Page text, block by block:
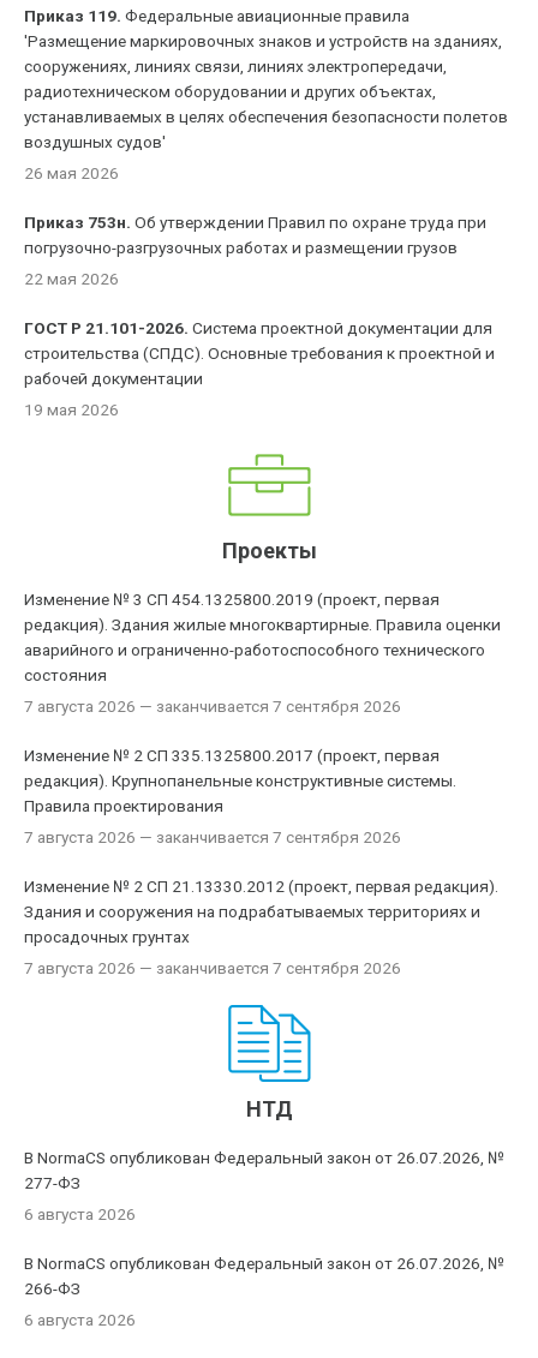
Приказ 119. Федеральные авиационные правила
'Размещение маркировочных знаков и устройств на зданиях,
сооружениях, линиях связи, линиях электропередачи,
радиотехническом оборудовании и других объектах,
устанавливаемых в целях обеспечения безопасности полетов
воздушных судов'
26 мая 2026
Приказ 753н. Об утверждении Правил по охране труда при
погрузочно-разгрузочных работах и размещении грузов
22 мая 2026
ГОСТ Р 21.101-2026. Система проектной документации для
строительства (СПДС). Основные требования к проектной и
рабочей документации
19 мая 2026
Проекты
Изменение № 3 СП 454.1325800.2019 (проект, первая
редакция). Здания жилые многоквартирные. Правила оценки
аварийного и ограниченно-работоспособного технического
состояния
7 августа 2026 — заканчивается 7 сентября 2026
Изменение № 2 СП 335.1325800.2017 (проект, первая
редакция). Крупнопанельные конструктивные системы.
Правила проектирования
7 августа 2026 — заканчивается 7 сентября 2026
Изменение № 2 СП 21.13330.2012 (проект, первая редакция).
Здания и сооружения на подрабатываемых территориях и
просадочных грунтах
7 августа 2026 — заканчивается 7 сентября 2026
НТД
В NormaCS опубликован Федеральный закон от 26.07.2026, №
277-ФЗ
6 августа 2026
В NormaCS опубликован Федеральный закон от 26.07.2026, №
266-ФЗ
6 августа 2026